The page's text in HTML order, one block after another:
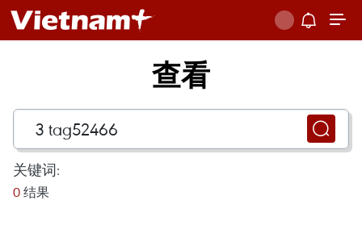
查看
关键词:
0 结果